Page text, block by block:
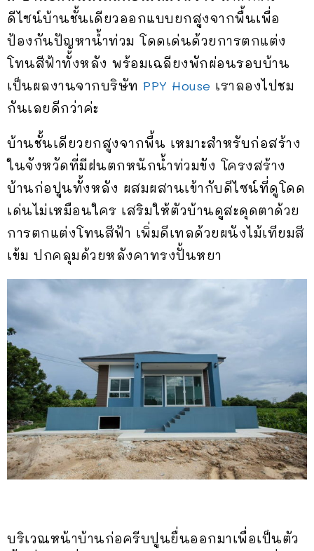
ดีไซน์บ้านชั้นเดียวออกแบบยกสูงจากพื้นเพื่อ
ป้องกันปัญหาน้ำท่วม โดดเด่นด้วยการตกแต่ง
โทนสีฟ้าทั้งหลัง พร้อมเฉลียงพักผ่อนรอบบ้าน
เป็นผลงานจากบริษัท PPY House เราลองไปชม
กันเลยดีกว่าค่ะ
บ้านชั้นเดียวยกสูงจากพื้น เหมาะสำหรับก่อสร้าง
ในจังหวัดที่มีฝนตกหนักน้ำท่วมขัง โครงสร้าง
บ้านก่อปูนทั้งหลัง ผสมผสานเข้ากับดีไซน์ที่ดูโดด
เด่นไม่เหมือนใคร เสริมให้ตัวบ้านดูสะดุดตาด้วย
การตกแต่งโทนสีฟ้า เพิ่มดีเทลด้วยผนังไม้เทียมสี
เข้ม ปกคลุมด้วยหลังคาทรงปั้นหยา
บริเวณหน้าบ้านก่อครีบปูนยื่นออกมาเพื่อเป็นตัว